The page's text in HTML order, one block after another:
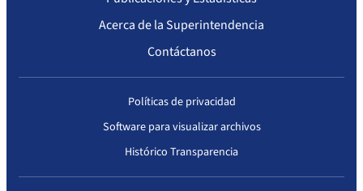
Acerca de la Superintendencia
Contáctanos
Políticas de privacidad
Software para visualizar archivos
Histórico Transparencia